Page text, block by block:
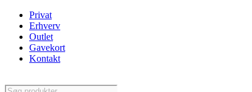
Videre
indhold
Privat
Erhverv
Outlet
Gavekort
Kontakt
Products